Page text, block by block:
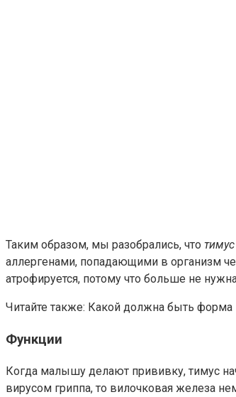
Таким образом, мы разобрались, что тимус
аллергенами, попадающими в организм
атрофируется, потому что больше не
Читайте также: Какой должна быть
Функции
Когда малышу делают прививку, тимус
вирусом гриппа, то вилочковая железа